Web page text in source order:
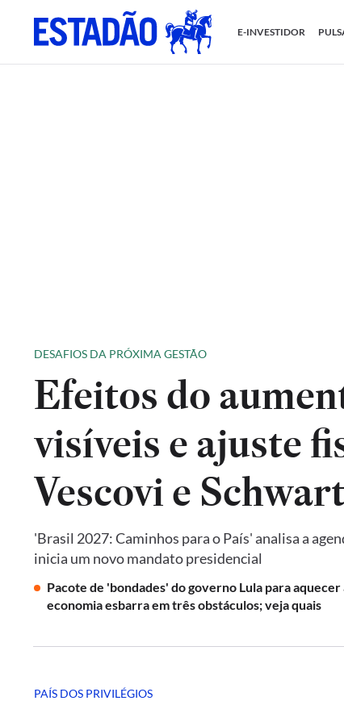
E-INVESTIDOR
DESAFIOS DA PRÓXIMA GESTÃO
Efeitos do
visíveis e ajuste
Vescovi e
'Brasil 2027: Caminhos para o País' analisa a
inicia um novo mandato presidencial
Pacote de 'bondades' do governo Lula para aquecer
economia esbarra em três obstáculos; veja quais
PAÍS DOS PRIVILÉGIOS